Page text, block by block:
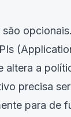
altera a
precisa
para de